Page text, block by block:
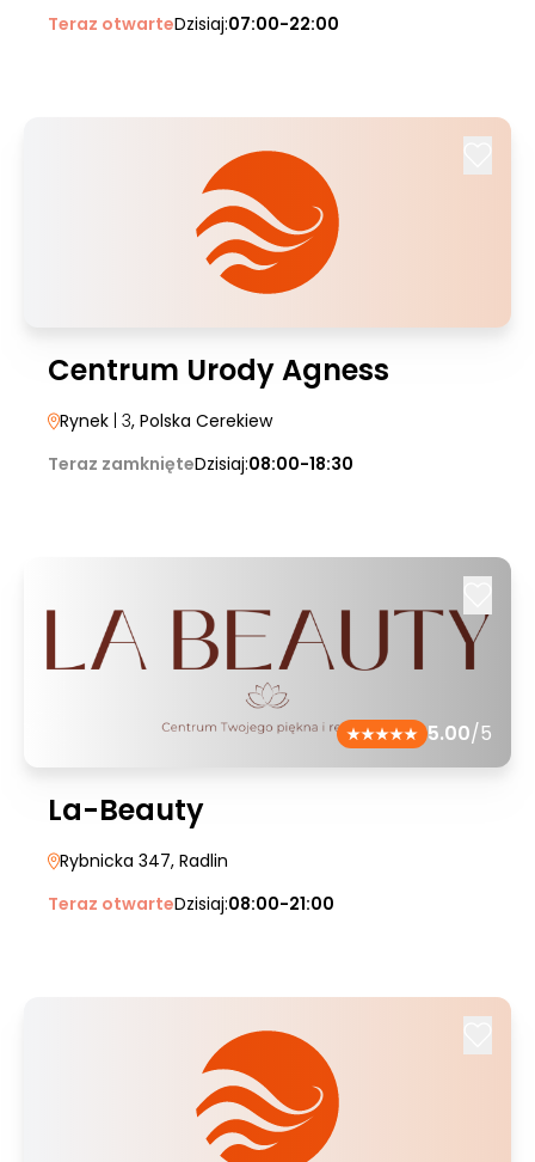
Teraz otwarteDzisiaj:07:00-22:00
Centrum Urody Agness
Rynek | 3, Polska Cerekiew
Teraz zamknięteDzisiaj:08:00-18:30
5.00/5
La-Beauty
Rybnicka 347, Radlin
Teraz otwarteDzisiaj:08:00-21:00